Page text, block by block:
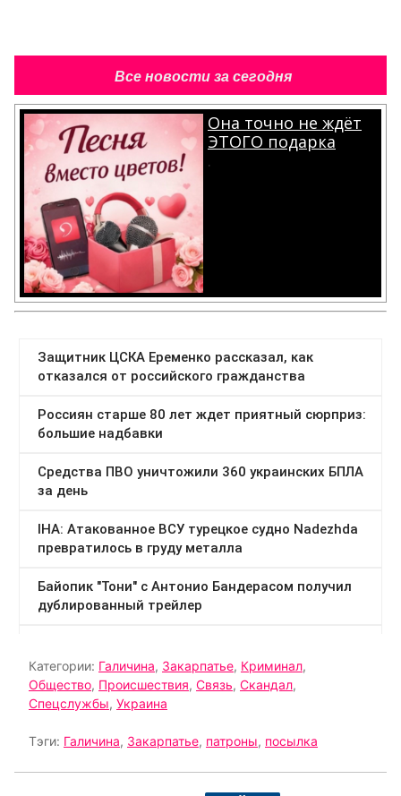
Все новости за сегодня
Она точно не ждёт
ЭТОГО подарка
.
Категории: Галичина, Закарпатье, Криминал,
Общество, Происшествия, Связь, Скандал,
Спецслужбы, Украина
Тэги: Галичина, Закарпатье, патроны, посылка